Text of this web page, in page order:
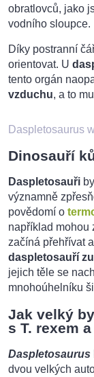
obratlovců, jako
vodního sloupce.
Díky postranní
orientovat. U
tento orgán
vzduchu, a to
Daspletosaurus
Dinosauří
Daspletosauři
významně
povědomí o
například mohou
začíná přehřívat
daspletosauří
jejich těle se
mnohoúhelníku
Jak velký
s T. rexem
Daspletosaurus
dvou velkých